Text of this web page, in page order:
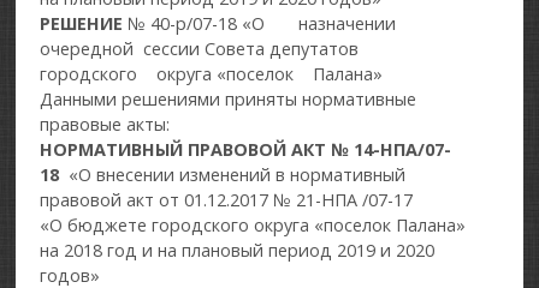
РЕШЕНИЕ № 40-р/07-18 «О назначении
очередной сессии Совета депутатов
городского округа «поселок Палана»
Данными решениями приняты нормативные
правовые акты:
НОРМАТИВНЫЙ ПРАВОВОЙ АКТ № 14-НПА/07-
18 «О внесении изменений в нормативный
правовой акт от 01.12.2017 № 21-НПА /07-17
«О бюджете городского округа «поселок Палана»
на 2018 год и на плановый период 2019 и 2020
годов»